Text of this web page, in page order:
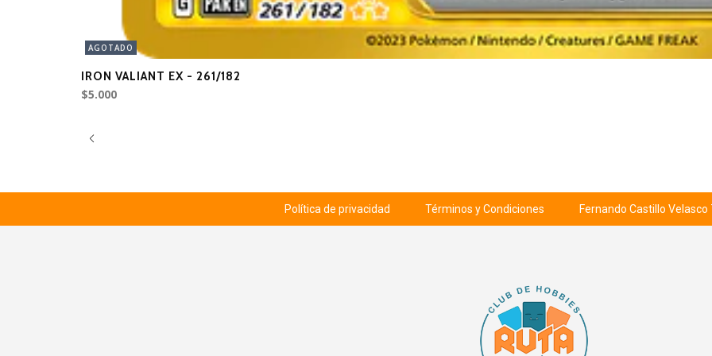
AGOTADO
IRON VALIANT EX - 261/182
$5.000
Política de privacidad Términos y Condiciones Fernando Castillo Velasco